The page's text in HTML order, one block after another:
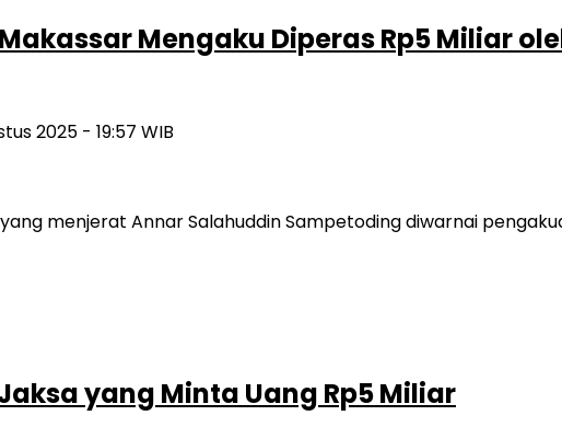
Mengaku Diperas Rp5 Miliar
2025 - 19:57 WIB
yang menjerat Annar Salahuddin Sampetoding diwarnai
yang Minta Uang Rp5 Miliar